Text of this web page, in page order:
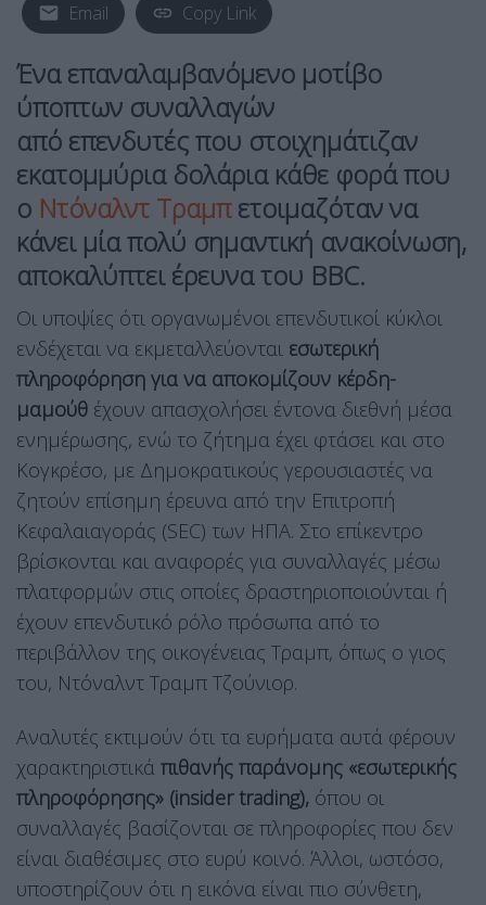
Email Copy Link
Ένα επαναλαμβανόμενο μοτίβο
ύποπτων συναλλαγών
από επενδυτές που στοιχημάτιζαν
εκατομμύρια δολάρια κάθε φορά που
ο Ντόναλντ Τραμπετοιμαζόταν να
κάνει μία πολύ σημαντική ανακοίνωση,
αποκαλύπτει έρευνα του BBC.
Οι υποψίες ότι οργανωμένοι επενδυτικοί κύκλοι
ενδέχεται να εκμεταλλεύονται εσωτερική
πληροφόρηση για να αποκομίζουν κέρδη-
μαμούθ έχουν απασχολήσει έντονα διεθνή μέσα
ενημέρωσης, ενώ το ζήτημα έχει φτάσει και στο
Κογκρέσο, με Δημοκρατικούς γερουσιαστές να
ζητούν επίσημη έρευνα από την Επιτροπή
Κεφαλαιαγοράς (SEC) των ΗΠΑ. Στο επίκεντρο
βρίσκονται και αναφορές για συναλλαγές μέσω
πλατφορμών στις οποίες δραστηριοποιούνται ή
έχουν επενδυτικό ρόλο πρόσωπα από το
περιβάλλον της οικογένειας Τραμπ, όπως ο γιος
του, Ντόναλντ Τραμπ Τζούνιορ.
Αναλυτές εκτιμούν ότι τα ευρήματα αυτά φέρουν
χαρακτηριστικά πιθανής παράνομης «εσωτερικής
πληροφόρησης» (insider trading), όπου οι
συναλλαγές βασίζονται σε πληροφορίες που δεν
είναι διαθέσιμες στο ευρύ κοινό. Άλλοι, ωστόσο,
υποστηρίζουν ότι η εικόνα είναι πιο σύνθετη,